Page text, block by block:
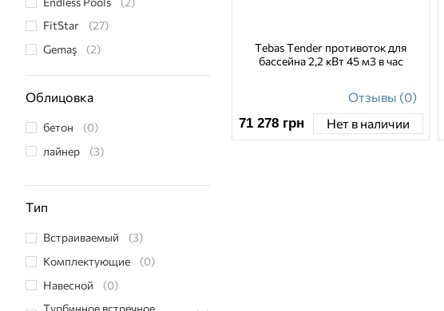
FitStar
(27)
Gemaş
(2)
Hayward
(2)
Kripsol
(11)
Pahlen
(12)
Tebas
(3)
Toscano
Vagner Pool
(12)
Облицовка
бетон
(0)
лайнер
(3)
Тип
Встраиваемый
(3)
Комплектующие
(0)
Навесной
(0)
Турбинное встречное
Tebas Tender противоток для
бассейна 2,2 кВт 45 м3 в час
Отзывы (0)
71 278 грн Нет в наличии